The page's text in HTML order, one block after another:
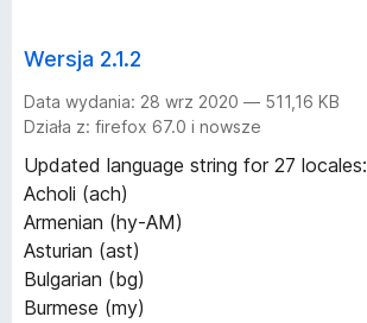
Wersja 2.1.2
Data wydania: 28 wrz 2020 — 511,16 KB
Działa z: firefox 67.0 i nowsze
Updated language string for 27 locales:
Acholi (ach)
Armenian (hy-AM)
Asturian (ast)
Bulgarian (bg)
Burmese (my)